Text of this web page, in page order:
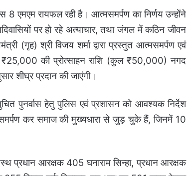
एमएम रायफल रही है। आत्मसमर्पण का निर्णय उन्होंने
पर हो रहे अत्याचार, तथा जंगल में कठिन जीवन
(गृह) श्री विजय शर्मा द्वारा प्रस्तुत आत्मसमर्पण एवं
₹25,000 की प्रोत्साहन राशि (कुल ₹50,000) नगद
शीघ्र प्रदान की जाएंगी।
पुनर्वास हेतु पुलिस एवं प्रशासन को आवश्यक निर्देश
कर समाज की मुख्यधारा से जुड़ चुके हैं, जिनमें 10
प्रधान आरक्षक 405 घनाराम सिन्हा, प्रधान आरक्षक